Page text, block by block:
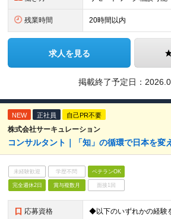
残業時間 20時間以内
求人を見る
掲載終了予定日：
NEW 正社員 自己PR不要
株式会社サーキュレーション
コンサルタント｜「知」の循環で日本を変
未経験歓迎 学歴不問 ベテランOK
完全週休2日 賞与複数月 面接1回
応募資格